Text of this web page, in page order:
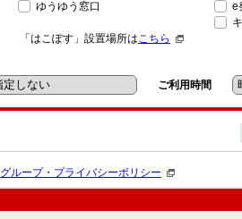
ゆうゆう窓口
「はこぽす」設置場所はこちら
e
ご利用時間
グループ・プライバシーポリシー